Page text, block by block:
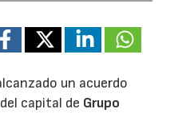
un acuerdo
capital de Grupo